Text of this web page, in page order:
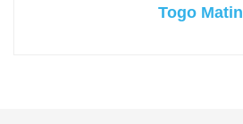
Togo Matin